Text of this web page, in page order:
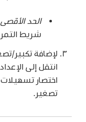
الحد
شريط
لإضافة تكبير/
انتقل إلى
اختصار
تصغير.